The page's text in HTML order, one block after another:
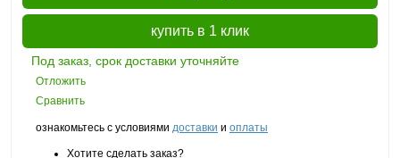
купить в 1 клик
Под заказ, срок доставки уточняйте
Отложить
Сравнить
ознакомьтесь с условиями доставки и оплаты
Хотите сделать заказ?